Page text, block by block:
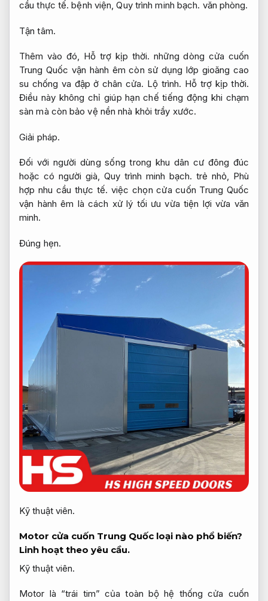
cầu thực tế. bệnh viện,Quy trình minh bạch. văn phòng.
Tận tâm.
Thêm vào đó, Hỗ trợ kịp thời. những dòng cửa cuốn
Trung Quốc vận hành êm còn sử dụng lớp gioăng cao
su chống va đập ở chân cửa. Lộ trình. Hỗ trợ kịp thời.
Điều này không chỉ giúp hạn chế tiếng động khi chạm
sàn mà còn bảo vệ nền nhà khỏi trầy xước.
Giải pháp.
Đối với người dùng sống trong khu dân cư đông đúc
hoặc có người già, Quy trình minh bạch. trẻ nhỏ, Phù
hợp nhu cầu thực tế. việc chọn cửa cuốn Trung Quốc
vận hành êm là cách xử lý tối ưu vừa tiện lợi vừa văn
minh.
Đúng hẹn.
Kỹ thuật viên.
Motor cửa cuốn Trung Quốc loại nào phổ biến?
Linh hoạt theo yêu cầu.
Kỹ thuật viên.
Motor là “trái tim” của toàn bộ hệ thống cửa cuốn